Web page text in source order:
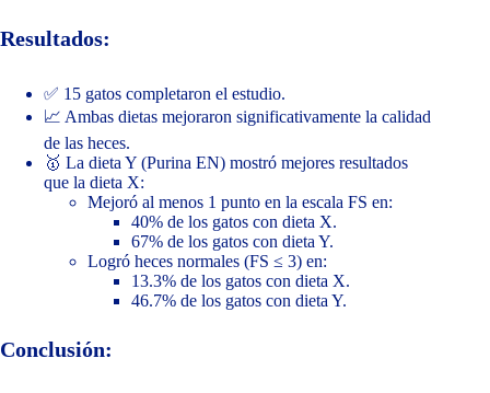
Resultados:
✅ 15 gatos completaron el estudio.
📈 Ambas dietas mejoraron significativamente la calidad
de las heces.
🥇 La dieta Y (Purina EN) mostró mejores resultados
que la dieta X:
Mejoró al menos 1 punto en la escala FS en:
40% de los gatos con dieta X.
67% de los gatos con dieta Y.
Logró heces normales (FS ≤ 3) en:
13.3% de los gatos con dieta X.
46.7% de los gatos con dieta Y.
Conclusión: